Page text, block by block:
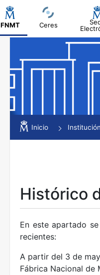
FNMT Ceres
Mostrar/Ocultar
Mostrar/Ocultar
Mostrar/Ocultar
Mostrar/Ocultar
Inicio Institución
Histórico
En este apartado
recientes:
A partir del 3 de
Fábrica Nacional de